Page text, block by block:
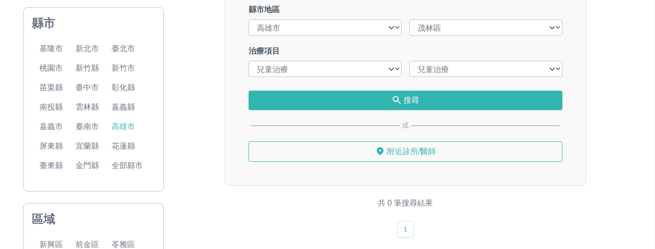
縣市
基隆市 新北市 臺北市
桃園市 新竹縣 新竹市
苗栗縣 臺中市 彰化縣
南投縣 雲林縣 嘉義縣
嘉義市 臺南市 高雄市
屏東縣 宜蘭縣 花蓮縣
臺東縣 金門縣 全部縣市
區域
新興區 前金區 苓雅區
縣市地區
治療項目
搜尋
或
附近診所/醫師
共 0 筆搜尋結果
1